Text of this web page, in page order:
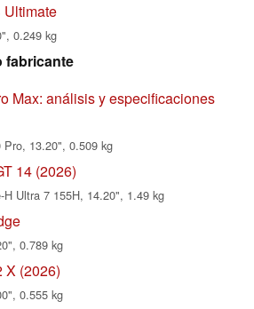
Ultimate
0.249 kg
fabricante
Max: análisis y especificaciones
Pro, 13.20", 0.509 kg
14 (2026)
Ultra 7 155H, 14.20", 1.49 kg
0.789 kg
X (2026)
0.555 kg